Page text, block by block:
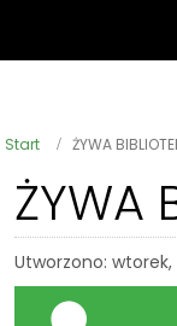
Start ŻYWA
ŻYWA
Utworzono: wtorek,